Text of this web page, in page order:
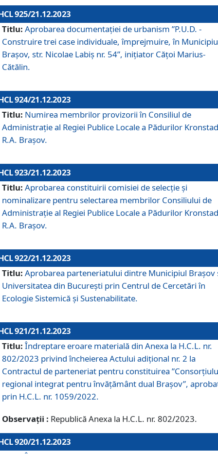
925/21.12.2023
Titlu: Aprobarea documentaţiei de urbanism ”P.U.D. -
Construire trei case individuale, împrejmuire, în
Brașov, str. Nicolae Labiș nr. 54”, inițiator Cățoi Marius-
Cătălin.
924/21.12.2023
Titlu: Numirea membrilor provizorii în Consiliul de
Administraţie al Regiei Publice Locale a Pădurilor
R.A. Brașov.
923/21.12.2023
Titlu: Aprobarea constituirii comisiei de selecție și
nominalizare pentru selectarea membrilor Consiliului de
Administrație al Regiei Publice Locale a Pădurilor
R.A. Brașov.
922/21.12.2023
Titlu: Aprobarea parteneriatului dintre Municipiul Brașov
Universitatea din București prin Centrul de Cercetări în
Ecologie Sistemică și Sustenabilitate.
921/21.12.2023
Titlu: Îndreptare eroare materială din Anexa la H.C.L. nr.
802/2023 privind încheierea Actului adițional nr. 2 la
Contractul de parteneriat pentru constituirea
regional integrat pentru învățământ dual Brașov”,
prin H.C.L. nr. 1059/2022.
Observații : Republică Anexa la H.C.L. nr. 802/2023.
920/21.12.2023